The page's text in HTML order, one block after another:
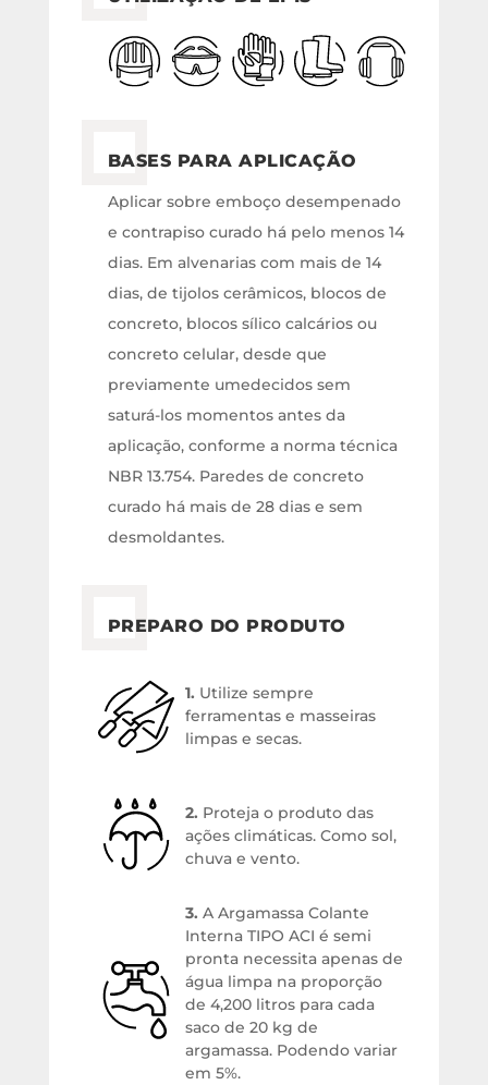
BASES PARA APLICAÇÃO
Aplicar sobre emboço desempenado
e contrapiso curado há pelo menos 14
dias. Em alvenarias com mais de 14
dias, de tijolos cerâmicos, blocos de
concreto, blocos sílico calcários ou
concreto celular, desde que
previamente umedecidos sem
saturá-los momentos antes da
aplicação, conforme a norma técnica
NBR 13.754. Paredes de concreto
curado há mais de 28 dias e sem
desmoldantes.
PREPARO DO PRODUTO
1. Utilize sempre
ferramentas e masseiras
limpas e secas.
2. Proteja o produto das
ações climáticas. Como sol,
chuva e vento.
3. A Argamassa Colante
Interna TIPO ACI é semi
pronta necessita apenas de
água limpa na proporção
de 4,200 litros para cada
saco de 20 kg de
argamassa. Podendo variar
em 5%.